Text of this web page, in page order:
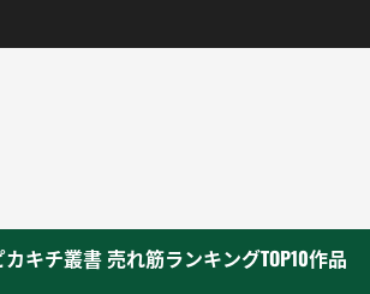
カキチ叢書 売れ筋ランキングTOP10作品